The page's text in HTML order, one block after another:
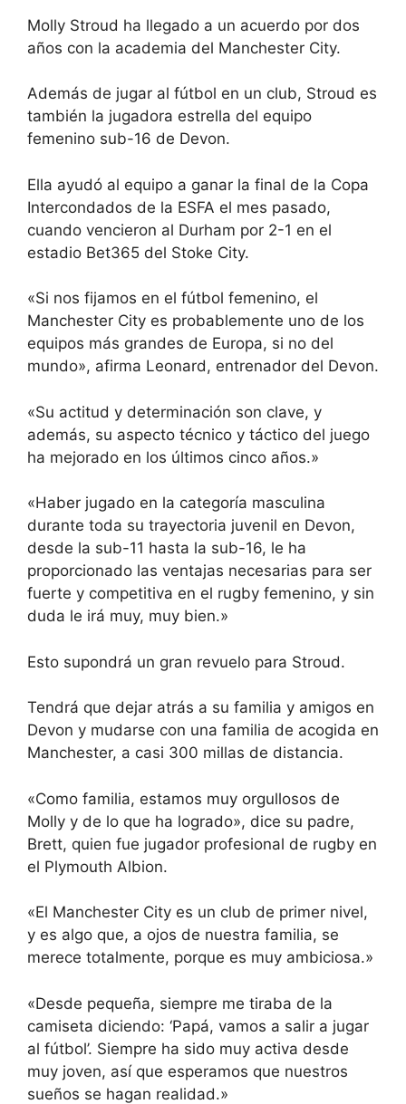
Molly Stroud ha llegado a un acuerdo por dos
años con la academia del Manchester City.
Además de jugar al fútbol en un club, Stroud es
también la jugadora estrella del equipo
femenino sub-16 de Devon.
Ella ayudó al equipo a ganar la final de la Copa
Intercondados de la ESFA el mes pasado,
cuando vencieron al Durham por 2-1 en el
estadio Bet365 del Stoke City.
«Si nos fijamos en el fútbol femenino, el
Manchester City es probablemente uno de los
equipos más grandes de Europa, si no del
mundo», afirma Leonard, entrenador del Devon.
«Su actitud y determinación son clave, y
además, su aspecto técnico y táctico del juego
ha mejorado en los últimos cinco años.»
«Haber jugado en la categoría masculina
durante toda su trayectoria juvenil en Devon,
desde la sub-11 hasta la sub-16, le ha
proporcionado las ventajas necesarias para ser
fuerte y competitiva en el rugby femenino, y sin
duda le irá muy, muy bien.»
Esto supondrá un gran revuelo para Stroud.
Tendrá que dejar atrás a su familia y amigos en
Devon y mudarse con una familia de acogida en
Manchester, a casi 300 millas de distancia.
«Como familia, estamos muy orgullosos de
Molly y de lo que ha logrado», dice su padre,
Brett, quien fue jugador profesional de rugby en
el Plymouth Albion.
«El Manchester City es un club de primer nivel,
y es algo que, a ojos de nuestra familia, se
merece totalmente, porque es muy ambiciosa.»
«Desde pequeña, siempre me tiraba de la
camiseta diciendo: ‘Papá, vamos a salir a jugar
al fútbol’. Siempre ha sido muy activa desde
muy joven, así que esperamos que nuestros
sueños se hagan realidad.»